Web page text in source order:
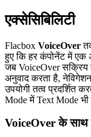
एक्सेसिबिलिटी
Flacbox VoiceOver
हुए कि हर कंपोनेंट में एक
जब VoiceOver सक्रिय
अनुवाद करता है,
उपयोगी तत्व
Mode में Text Mode
VoiceOver के साथ